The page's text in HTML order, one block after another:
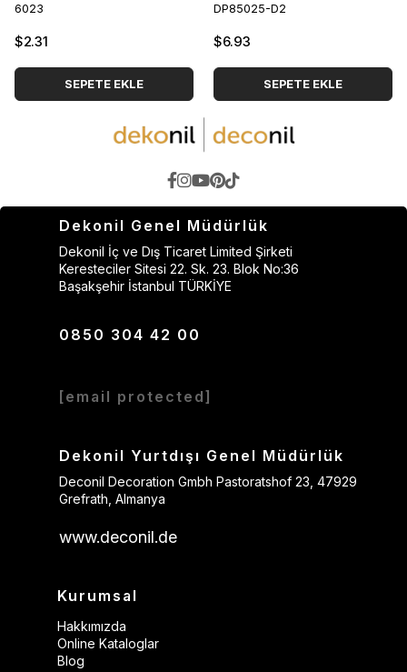
6023
$2.31
SEPETE EKLE
DP85025-D2
$6.93
SEPETE EKLE
Dekonil Genel Müdürlük
Dekonil İç ve Dış Ticaret Limited Şirketi
Keresteciler Sitesi 22. Sk. 23. Blok No:36
Başakşehir İstanbul TÜRKİYE
0850 304 42 00
[email protected]
Dekonil Yurtdışı Genel Müdürlük
Deconil Decoration Gmbh Pastoratshof 23, 47929
Grefrath, Almanya
www.deconil.de
Kurumsal
Hakkımızda
Online Kataloglar
Blog